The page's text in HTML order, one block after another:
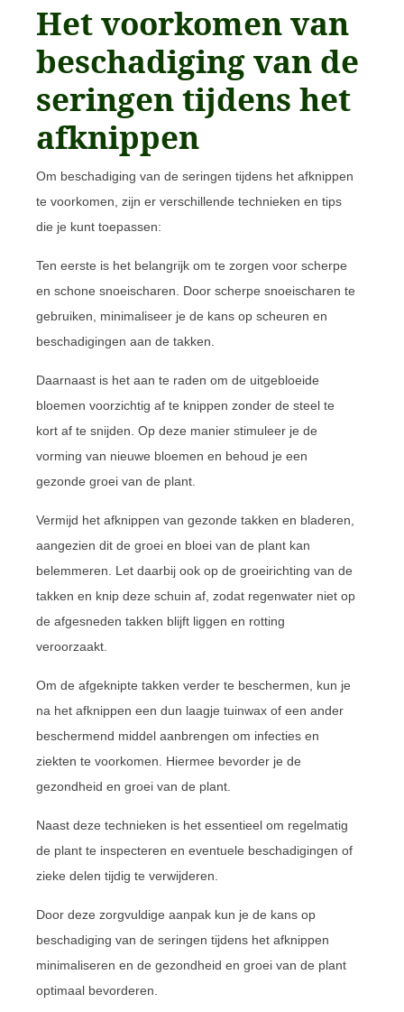
Het voorkomen van
beschadiging van de
seringen tijdens het
afknippen
Om beschadiging van de seringen tijdens het afknippen
te voorkomen, zijn er verschillende technieken en tips
die je kunt toepassen:
Ten eerste is het belangrijk om te zorgen voor scherpe
en schone snoeischaren. Door scherpe snoeischaren te
gebruiken, minimaliseer je de kans op scheuren en
beschadigingen aan de takken.
Daarnaast is het aan te raden om de uitgebloeide
bloemen voorzichtig af te knippen zonder de steel te
kort af te snijden. Op deze manier stimuleer je de
vorming van nieuwe bloemen en behoud je een
gezonde groei van de plant.
Vermijd het afknippen van gezonde takken en bladeren,
aangezien dit de groei en bloei van de plant kan
belemmeren. Let daarbij ook op de groeirichting van de
takken en knip deze schuin af, zodat regenwater niet op
de afgesneden takken blijft liggen en rotting
veroorzaakt.
Om de afgeknipte takken verder te beschermen, kun je
na het afknippen een dun laagje tuinwax of een ander
beschermend middel aanbrengen om infecties en
ziekten te voorkomen. Hiermee bevorder je de
gezondheid en groei van de plant.
Naast deze technieken is het essentieel om regelmatig
de plant te inspecteren en eventuele beschadigingen of
zieke delen tijdig te verwijderen.
Door deze zorgvuldige aanpak kun je de kans op
beschadiging van de seringen tijdens het afknippen
minimaliseren en de gezondheid en groei van de plant
optimaal bevorderen.